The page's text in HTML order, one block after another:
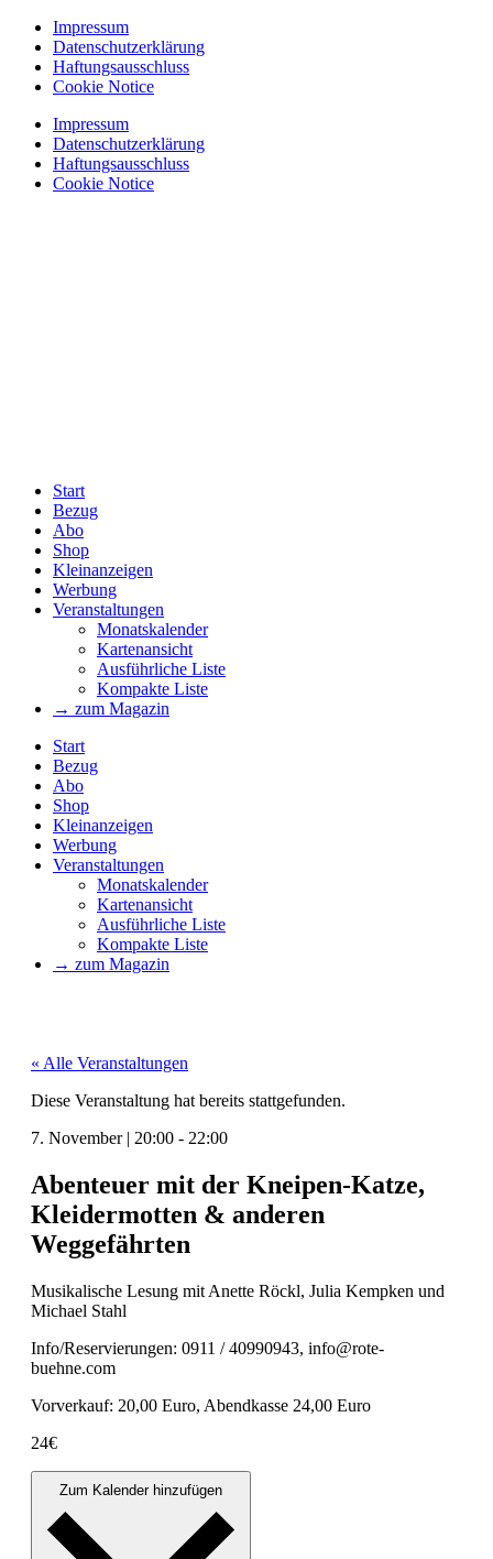
Zum
Inhalt
springen
Impressum
Datenschutzerklärung
Haftungsausschluss
Cookie Notice
Impressum
Datenschutzerklärung
Haftungsausschluss
Cookie Notice
Start
Bezug
Abo
Shop
Kleinanzeigen
Werbung
Veranstaltungen
Monatskalender
Kartenansicht
Ausführliche Liste
Kompakte Liste
→ zum Magazin
Start
Bezug
Abo
Shop
Kleinanzeigen
Werbung
Veranstaltungen
Monatskalender
Kartenansicht
Ausführliche Liste
Kompakte Liste
→ zum Magazin
« Alle Veranstaltungen
Diese Veranstaltung hat bereits stattgefunden.
7. November | 20:00 - 22:00
Abenteuer mit der Kneipen-Katze,
Kleidermotten & anderen
Weggefährten
Musikalis­che Lesung mit Anette Röckl, Julia Kemp­ken und
Michael Stahl
Info/Reservierungen: 0911 / 40990943, info@rote-
buehne.com
Vorverkauf: 20,00 Euro, Abend­kasse 24,00 Euro
24€